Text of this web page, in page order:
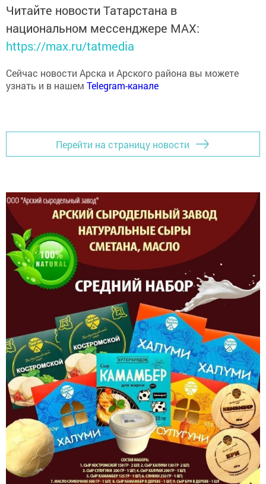
Читайте новости Татарстана в
национальном мессенджере MАХ:
https://max.ru/tatmedia
Сейчас новости Арска и Арского района вы можете
узнать и в нашем Telegram-канале
Перейти на страницу новости